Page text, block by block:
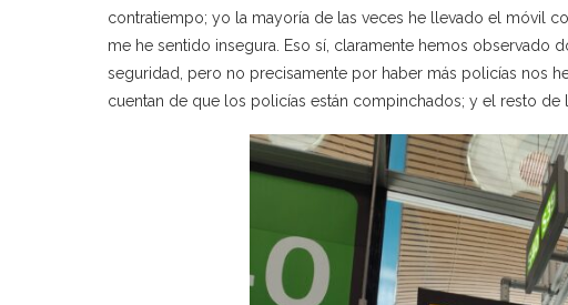
contratiempo; yo la mayoría de las veces he llevado el móvil
me he sentido insegura. Eso sí, claramente hemos observado
seguridad, pero no precisamente por haber más policías nos
cuentan de que los policías están compinchados; y el resto de